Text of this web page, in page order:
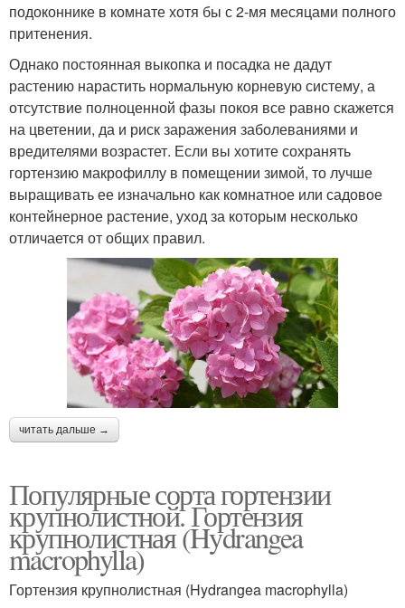
подоконнике в комнате хотя бы с 2-мя месяцами полного
притенения.
Однако постоянная выкопка и посадка не дадут
растению нарастить нормальную корневую систему, а
отсутствие полноценной фазы покоя все равно скажется
на цветении, да и риск заражения заболеваниями и
вредителями возрастет. Если вы хотите сохранять
гортензию макрофиллу в помещении зимой, то лучше
выращивать ее изначально как комнатное или садовое
контейнерное растение, уход за которым несколько
отличается от общих правил.
читать дальше →
Популярные сорта гортензии
крупнолистной. Гортензия
крупнолистная (Hydrangea
macrophylla)
Гортензия крупнолистная (Hydrangea macrophylla)